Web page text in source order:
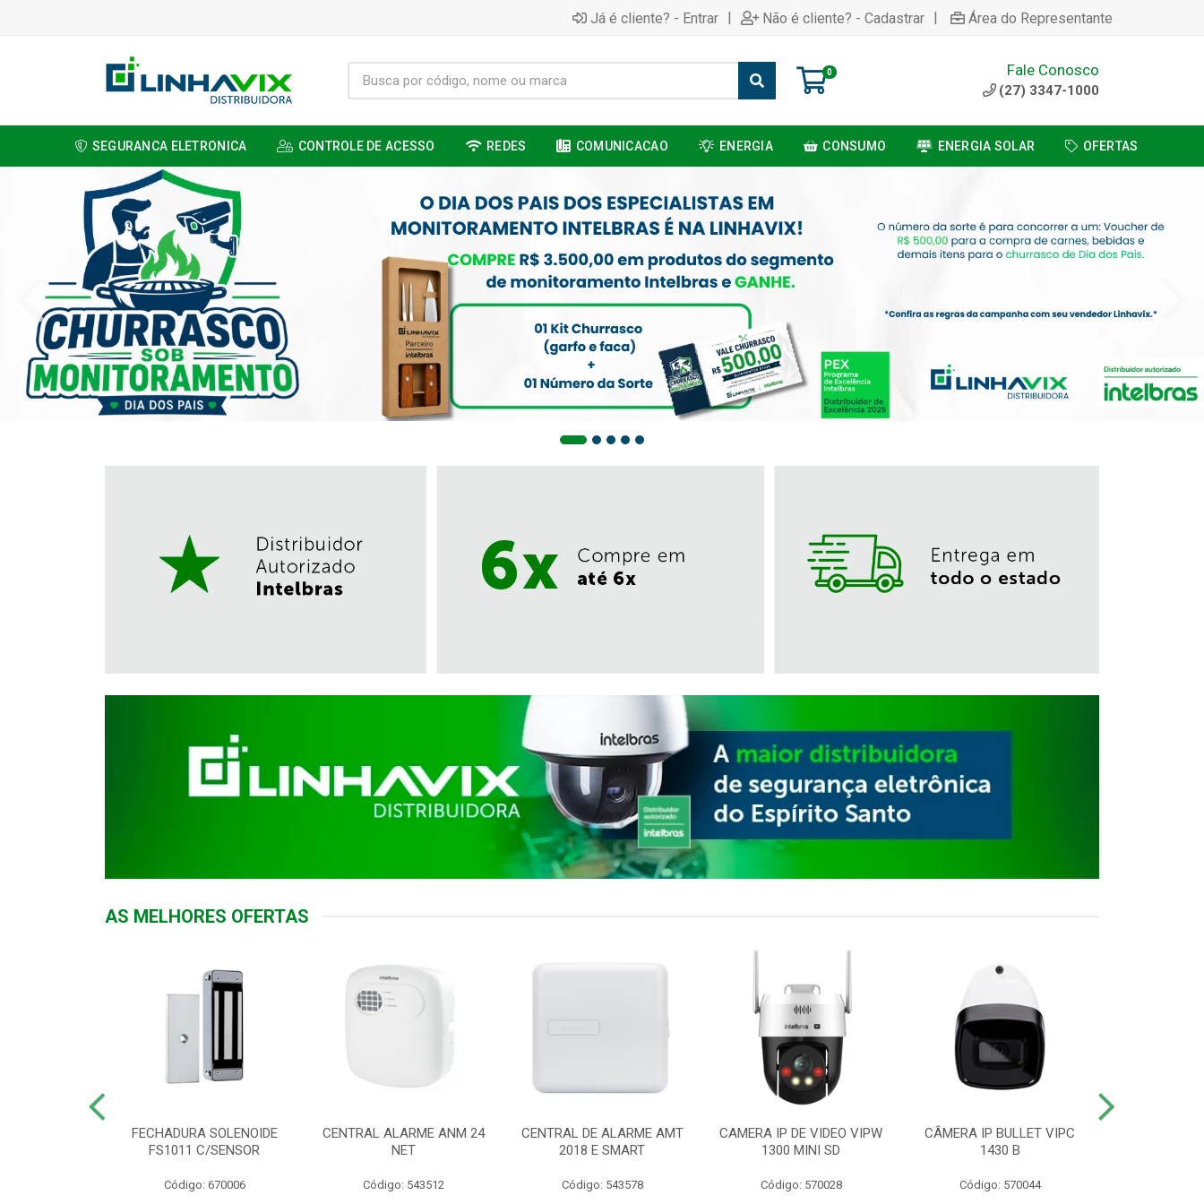
Já é cliente? - Entrar | Não é cliente? - Cadastrar | Área do Representante
0 Fale Conosco
(27) 3347-1000
SEGURANCA ELETRONICA CONTROLE DE ACESSO REDES COMUNICACAO ENERGIA CONSUMO ENERGIA SOLAR OFERTAS
AS MELHORES OFERTAS
FECHADURA SOLENOIDE
FS1011 C/SENSOR
Código: 670006
CENTRAL ALARME ANM 24
NET
Código: 543512
CENTRAL DE ALARME AMT
2018 E SMART
Código: 543578
CAMERA IP DE VIDEO VIPW
1300 MINI SD
Código: 570028
CÂMERA IP BULLET VIPC
1430 B
Código: 570044